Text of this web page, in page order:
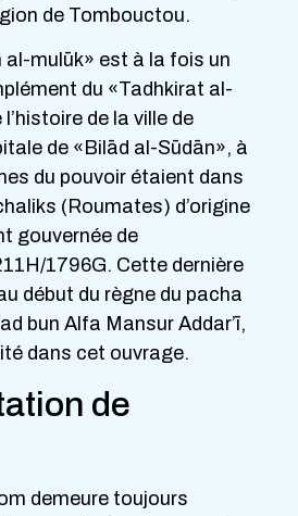
de Tombouctou.
al-mulūk» est à la fois un
du «Tadhkirat al-
de la ville de
de «Bilād al-Sūdān», à
du pouvoir étaient dans
(Roumates) d’origine
gouvernée de
1796G. Cette dernière
début du règne du pacha
bun Alfa Mansur Addar’ī,
dans cet ouvrage.
de
demeure toujours